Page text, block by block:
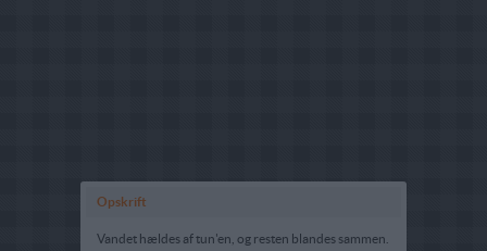
Opskrift
Vandet hældes af tun'en, og resten blandes sammen.